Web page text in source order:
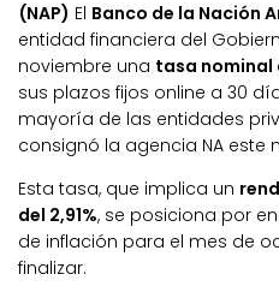
(NAP) El Banco de la Nación
entidad financiera del
noviembre una tasa nominal
sus plazos fijos online a 30
mayoría de las entidades
consignó la agencia NA este
Esta tasa, que implica un
del 2,91%, se posiciona por
de inflación para el mes de
finalizar.